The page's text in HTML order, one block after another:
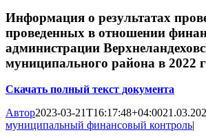
Информация о результатах
проведенных в отношении
администрации
муниципального района в 2022
Скачать полный текст документа
Автор2023-03-21T16:17:48+04:00
муниципальный финансовый контроль|